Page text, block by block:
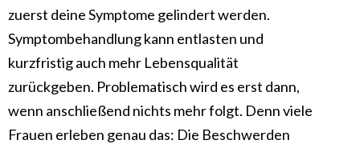
zuerst deine Symptome gelindert werden.
Symptombehandlung kann entlasten und
kurzfristig auch mehr Lebensqualität
zurückgeben. Problematisch wird es erst dann,
wenn anschließend nichts mehr folgt. Denn viele
Frauen erleben genau das: Die Beschwerden